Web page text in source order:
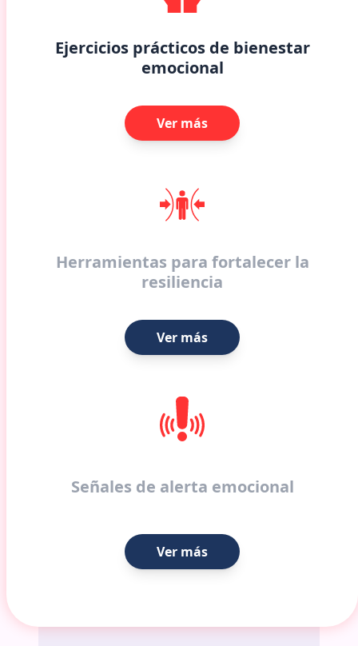
Ejercicios prácticos de bienestar
emocional
Ver más
Herramientas para fortalecer la
resiliencia
Ver más
Señales de alerta emocional
Ver más